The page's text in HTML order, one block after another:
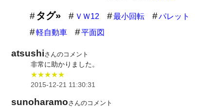
タグ» ＶＷ12 最小回転
パレット
軽自動車
平面図
atsushiさんのコメント
非常に助かりました。
★★★★★
2015-12-21 11:30:31
sunoharamoさんのコメント